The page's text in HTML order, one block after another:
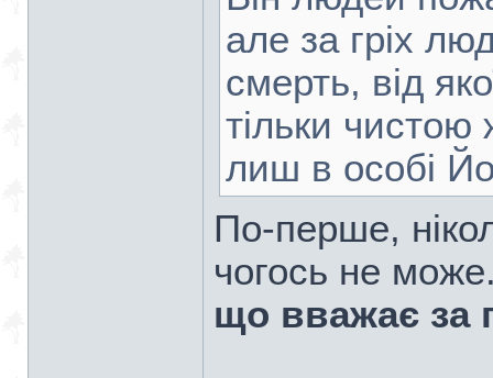
але за гріх
смерть, від
тільки
лиш в особі
По-перше,
чогось не
що вважає за